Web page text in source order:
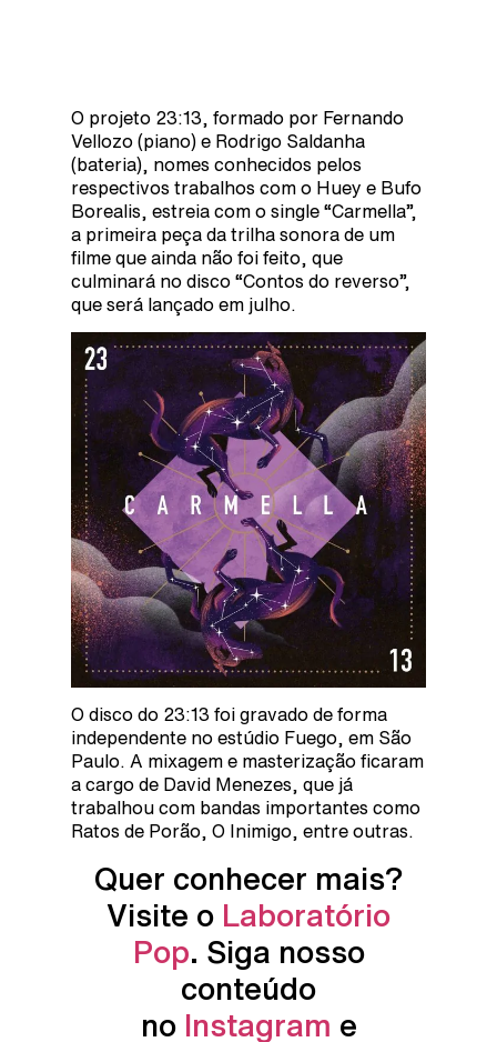
O projeto 23:13, formado por Fernando
Vellozo (piano) e Rodrigo Saldanha
(bateria), nomes conhecidos pelos
respectivos trabalhos com o Huey e Bufo
Borealis, estreia com o single “Carmella”,
a primeira peça da trilha sonora de um
filme que ainda não foi feito, que
culminará no disco “Contos do reverso”,
que será lançado em julho.
O disco do 23:13 foi gravado de forma
independente no estúdio Fuego, em São
Paulo. A mixagem e masterização ficaram
a cargo de David Menezes, que já
trabalhou com bandas importantes como
Ratos de Porão, O Inimigo, entre outras.
Quer conhecer mais?
Visite o Laboratório
Pop. Siga nosso
conteúdo
no Instagram e